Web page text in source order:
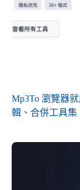
Mp3To 瀏覽器
輯、合併工具集